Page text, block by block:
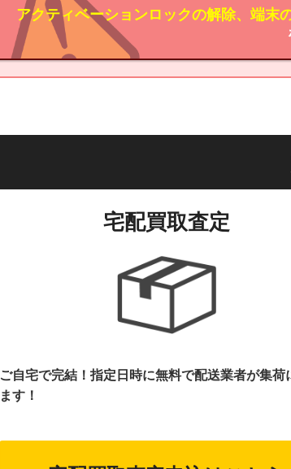
アクティベーションロックの解除、端末
宅配買取査定
ご自宅で完結！指定日時に無料で配送業者が集荷
ます！